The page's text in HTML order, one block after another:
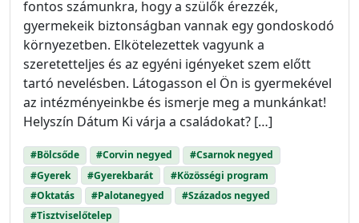
fontos számunkra, hogy a szülők érezzék,
gyermekeik biztonságban vannak egy gondoskodó
környezetben. Elkötelezettek vagyunk a
szeretetteljes és az egyéni igényeket szem előtt
tartó nevelésben. Látogasson el Ön is gyermekével
az intézményeinkbe és ismerje meg a munkánkat!
Helyszín Dátum Ki várja a családokat? […]
#Bölcsőde #Corvin negyed
#Csarnok negyed
#Gyerek
#Gyerekbarát
#Közösségi program
#Oktatás
#Palotanegyed
#Százados negyed
#Tisztviselőtelep